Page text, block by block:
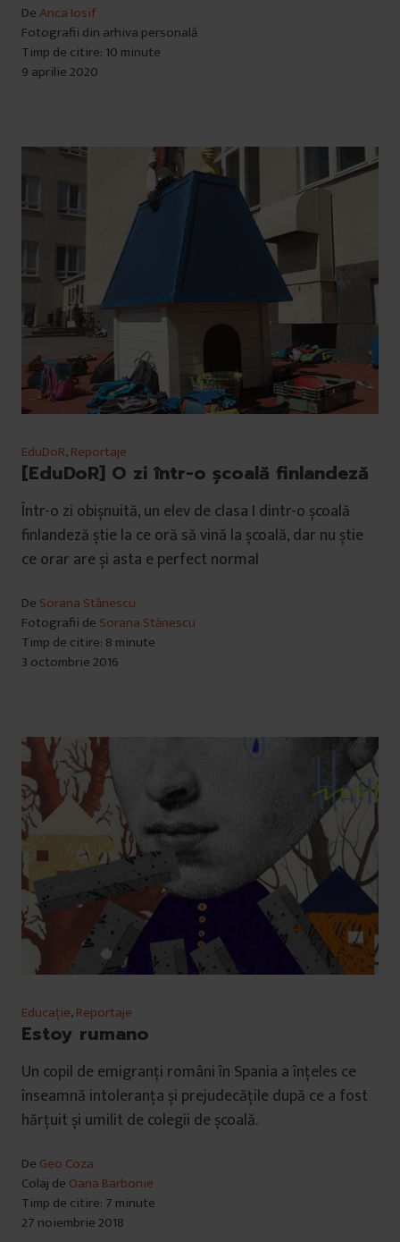
DeAnca Iosif
Fotografii din arhiva personală
Timp de citire: 10 minute
9 aprilie 2020
EduDoR,Reportaje
[EduDoR] O zi într-o școală finlandeză
Într-o zi obișnuită, un elev de clasa I dintr-o școală
finlandeză știe la ce oră să vină la școală, dar nu știe
ce orar are și asta e perfect normal
De Sorana Stănescu
Fotografii de Sorana Stănescu
Timp de citire: 8 minute
3 octombrie 2016
Educație,Reportaje
Estoy rumano
Un copil de emigranți români în Spania a înțeles ce
înseamnă intoleranța și prejudecățile după ce a fost
hărțuit și umilit de colegii de școală.
De Geo Coza
Colaj de Oana Barbonie
Timp de citire: 7 minute
27 noiembrie 2018